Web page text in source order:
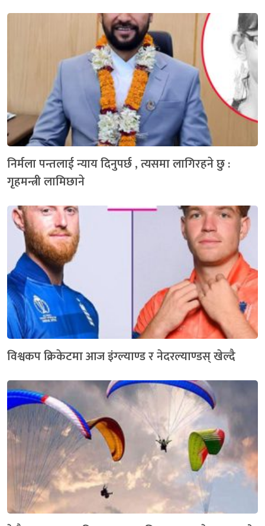
निर्मला पन्तलाई न्याय दिनुपर्छ , त्यसमा लागिरहने छु :
गृहमन्त्री लामिछाने
विश्वकप क्रिकेटमा आज इंग्ल्याण्ड र नेदरल्याण्डस् खेल्दै